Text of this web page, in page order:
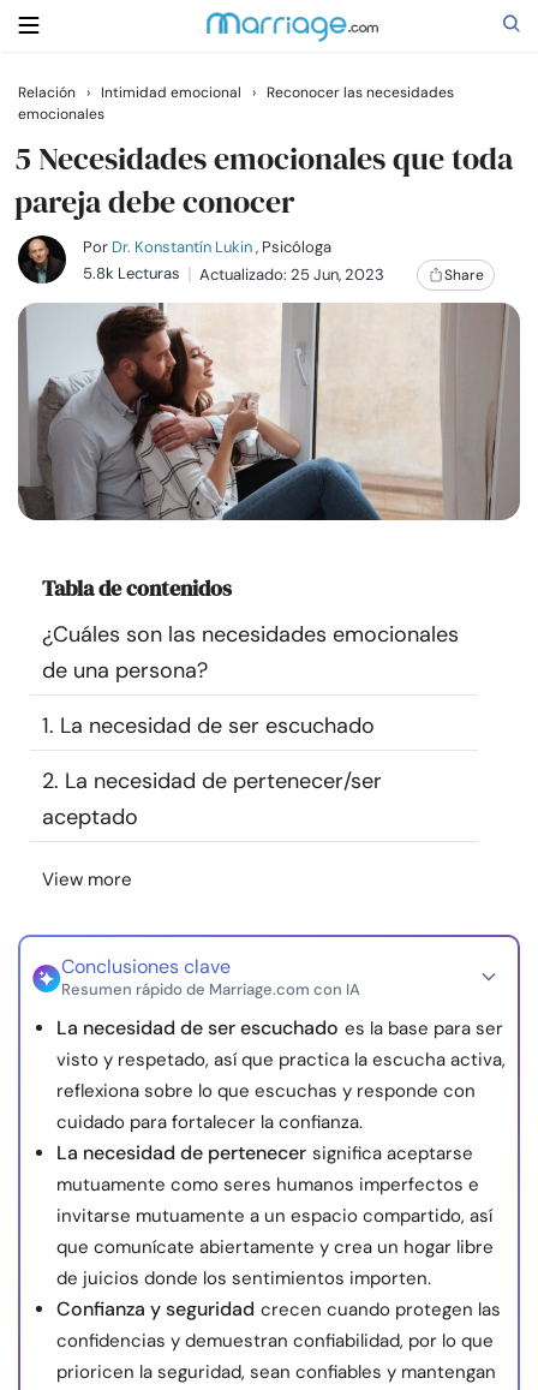
Buscar
Casarse
Relaciones
Familia
Ayuda
Cursos
Comunidad
Encuentra un terapeuta
Idioma
© Copyright 2026. Todos los derechos reservados.
Relación › Intimidad emocional ›
Reconocer las necesidades
emocionales
5 Necesidades emocionales que toda
pareja debe conocer
Por Dr. Konstantín Lukin, Psicóloga
5.8k Lecturas
Actualizado: 25 Jun, 2023 Share
Tabla de contenidos
¿Cuáles son las necesidades emocionales
de una persona?
1. La necesidad de ser escuchado
2. La necesidad de pertenecer/ser
aceptado
View more
Conclusiones clave
Resumen rápido de Marriage.com con IA
La necesidad de ser escuchado es la base para ser
visto y respetado, así que practica la escucha activa,
reflexiona sobre lo que escuchas y responde con
cuidado para fortalecer la confianza.
La necesidad de pertenecer significa aceptarse
mutuamente como seres humanos imperfectos e
invitarse mutuamente a un espacio compartido, así
que comunícate abiertamente y crea un hogar libre
de juicios donde los sentimientos importen.
Confianza y seguridad crecen cuando protegen las
confidencias y demuestran confiabilidad, por lo que
prioricen la seguridad, sean confiables y mantengan